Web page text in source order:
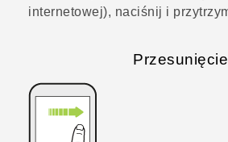
internetowej), naciśnij i
Przesunięcie